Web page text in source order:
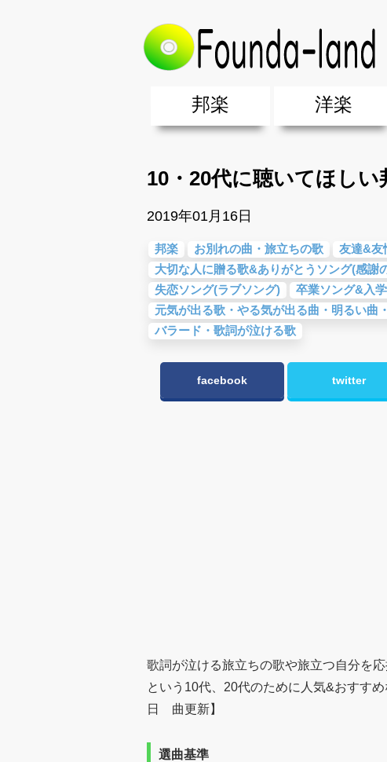
邦楽
邦楽ポップス(J-POP)
邦楽ロック(J-ROCK)
K-POP
アニソン/ボカロ
アイドル
ヴィジュアル系(V系)
邦楽男性アーティスト
邦楽女性アーティスト
男女グループ・デュエット・その他
2019年・2018年・2017年「邦楽」の人
洋楽
EDM(エレクトロ
クラブミュージ
ダンスミュージ
洋楽男性アーテ
洋楽女性アーテ
男女グループ・デ
【洋楽】夏歌(
2019年・2018年
10・20代に聴いてほし
2019年01月16日
邦楽 お別れの曲・旅立ちの歌 友達&友
大切な人に贈る歌&ありがとうソング(感謝
失恋ソング(ラブソング)
卒業ソング&入
元気が出る歌・やる気が出る曲・明るい曲
バラード・歌詞が泣ける歌
facebook twitter
歌詞が泣ける旅立ちの歌や旅立つ自分を
という10代、20代のために人気&おすす
日 曲更新】
選曲基準